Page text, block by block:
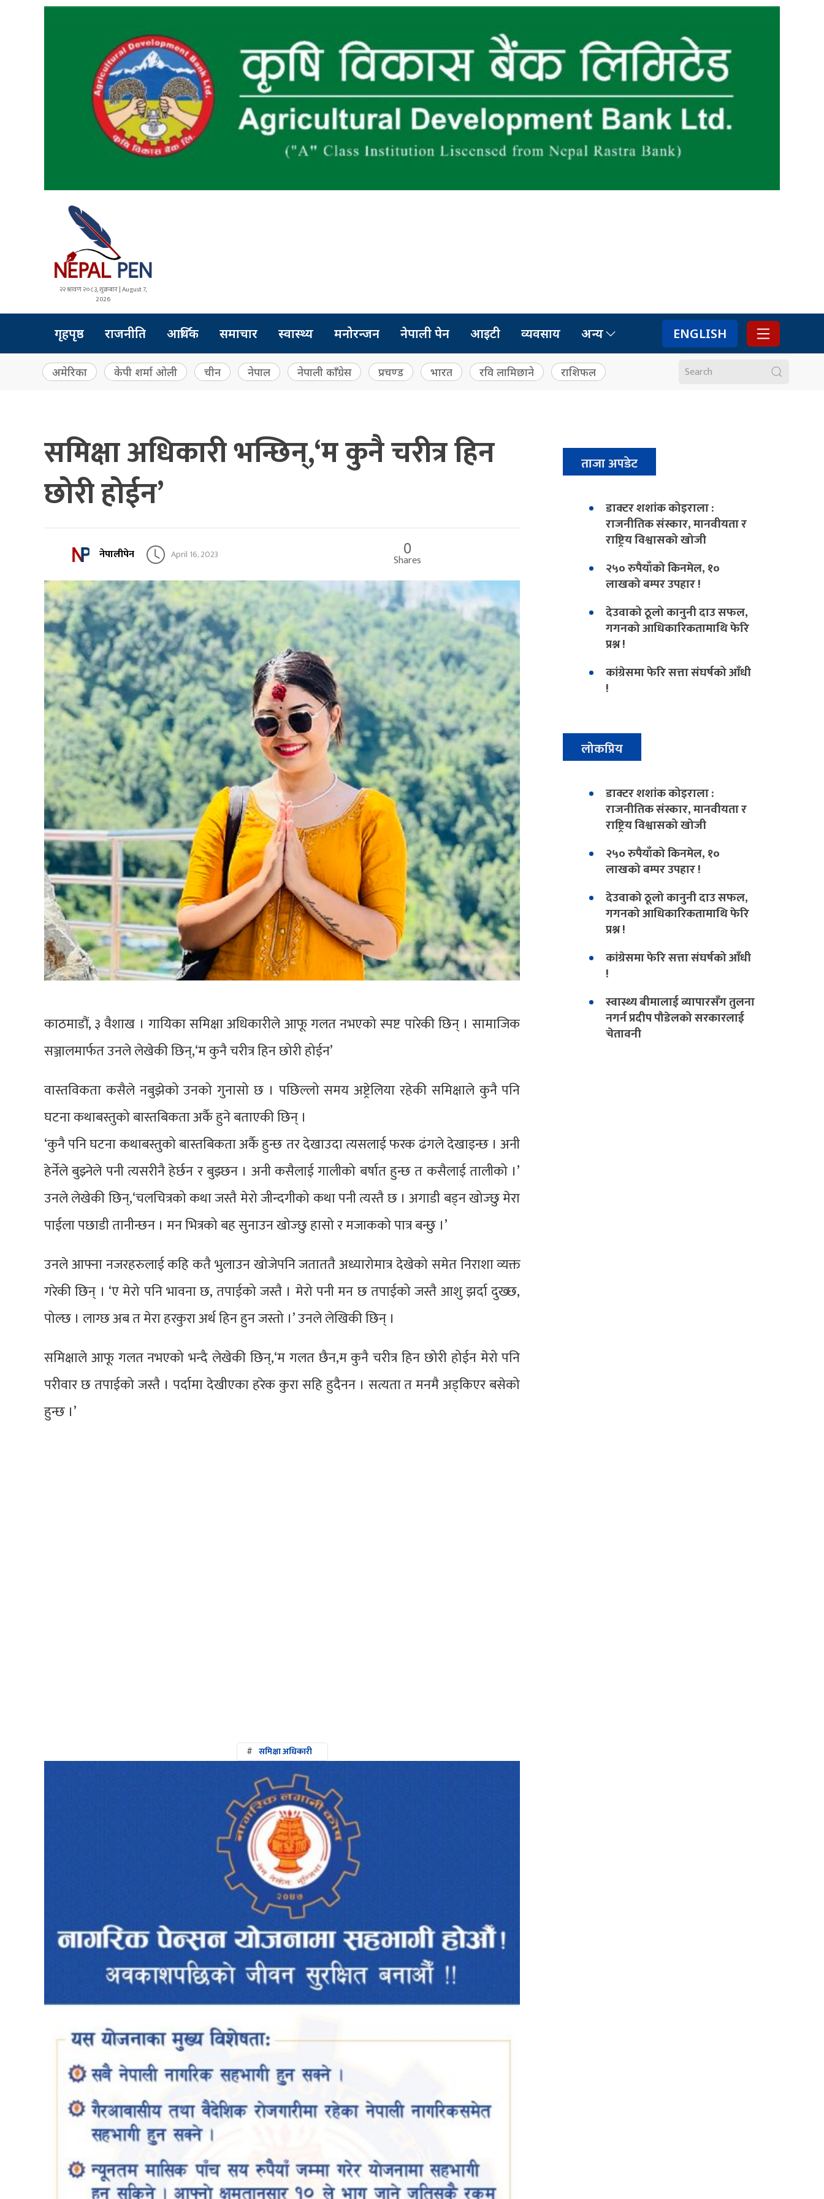
२२ श्रावण २०८३, शुक्रबार | August 7,
2026
गृहपृष्ठ राजनीति आर्थिक समाचार स्वास्थ्य मनोरन्जन नेपाली पेन आइटी व्यवसाय अन्य ENGLISH
अमेरिका केपी शर्मा ओली चीन नेपाल नेपाली काँग्रेस प्रचण्ड भारत रवि लामिछाने राशिफल
समिक्षा अधिकारी भन्छिन्,‘म कुनै चरीत्र हिन
छोरी होईन’
नेपालीपेन April 16, 2023 0
Shares
काठमाडौं, ३ वैशाख । गायिका समिक्षा अधिकारीले आफू गलत नभएको स्पष्ट पारेकी छिन् । सामाजिक
सञ्जालमार्फत उनले लेखेकी छिन्,‘म कुनै चरीत्र हिन छोरी होईन’
वास्तविकता कसैले नबुझेको उनको गुनासो छ । पछिल्लो समय अष्ट्रेलिया रहेकी समिक्षाले कुनै पनि
घटना कथाबस्तुको बास्तबिकता अर्कै हुने बताएकी छिन् ।
‘कुनै पनि घटना कथाबस्तुको बास्तबिकता अर्कै हुन्छ तर देखाउदा त्यसलाई फरक ढंगले देखाइन्छ । अनी
हेर्नेले बुझ्नेले पनी त्यसरीनै हेर्छन र बुझ्छन । अनी कसैलाई गालीको बर्षात हुन्छ त कसैलाई तालीको ।’
उनले लेखेकी छिन्,‘चलचित्रको कथा जस्तै मेरो जीन्दगीको कथा पनी त्यस्तै छ । अगाडी बड्न खोज्छु मेरा
पाईला पछाडी तानीन्छन । मन भित्रको बह सुनाउन खोज्छु हासो र मजाकको पात्र बन्छु ।’
उनले आफ्ना नजरहरुलाई कहि कतै भुलाउन खोजेपनि जताततै अध्यारोमात्र देखेको समेत निराशा व्यक्त
गरेकी छिन् । ‘ए मेरो पनि भावना छ, तपाईको जस्तै । मेरो पनी मन छ तपाईको जस्तै आशु झर्दा दुख्छ,
पोल्छ । लाग्छ अब त मेरा हरकुरा अर्थ हिन हुन जस्तो ।’ उनले लेखिकी छिन् ।
समिक्षाले आफू गलत नभएको भन्दै लेखेकी छिन्,‘म गलत छैन,म कुनै चरीत्र हिन छोरी होईन मेरो पनि
परीवार छ तपाईको जस्तै । पर्दामा देखीएका हरेक कुरा सहि हुदैनन । सत्यता त मनमै अड्किएर बसेको
हुन्छ ।’
# समिक्षा अधिकारी
ताजा अपडेट
डाक्टर शशांक कोइराला :
राजनीतिक संस्कार, मानवीयता र
राष्ट्रिय विश्वासको खोजी
२५० रुपैयाँको किनमेल, १०
लाखको बम्पर उपहार !
देउवाको ठूलो कानुनी दाउ सफल,
गगनको आधिकारिकतामाथि फेरि
प्रश्न !
कांग्रेसमा फेरि सत्ता संघर्षको आँधी
!
लोकप्रिय
डाक्टर शशांक कोइराला :
राजनीतिक संस्कार, मानवीयता र
राष्ट्रिय विश्वासको खोजी
२५० रुपैयाँको किनमेल, १०
लाखको बम्पर उपहार !
देउवाको ठूलो कानुनी दाउ सफल,
गगनको आधिकारिकतामाथि फेरि
प्रश्न !
कांग्रेसमा फेरि सत्ता संघर्षको आँधी
!
स्वास्थ्य बीमालाई व्यापारसँग तुलना
नगर्न प्रदीप पौडेलको सरकारलाई
चेतावनी